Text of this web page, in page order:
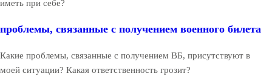
иметь при себе?
проблемы, связанные с получением военного билета
Какие проблемы, связанные с получением ВБ, присутствуют в
моей ситуации? Какая ответственность грозит?